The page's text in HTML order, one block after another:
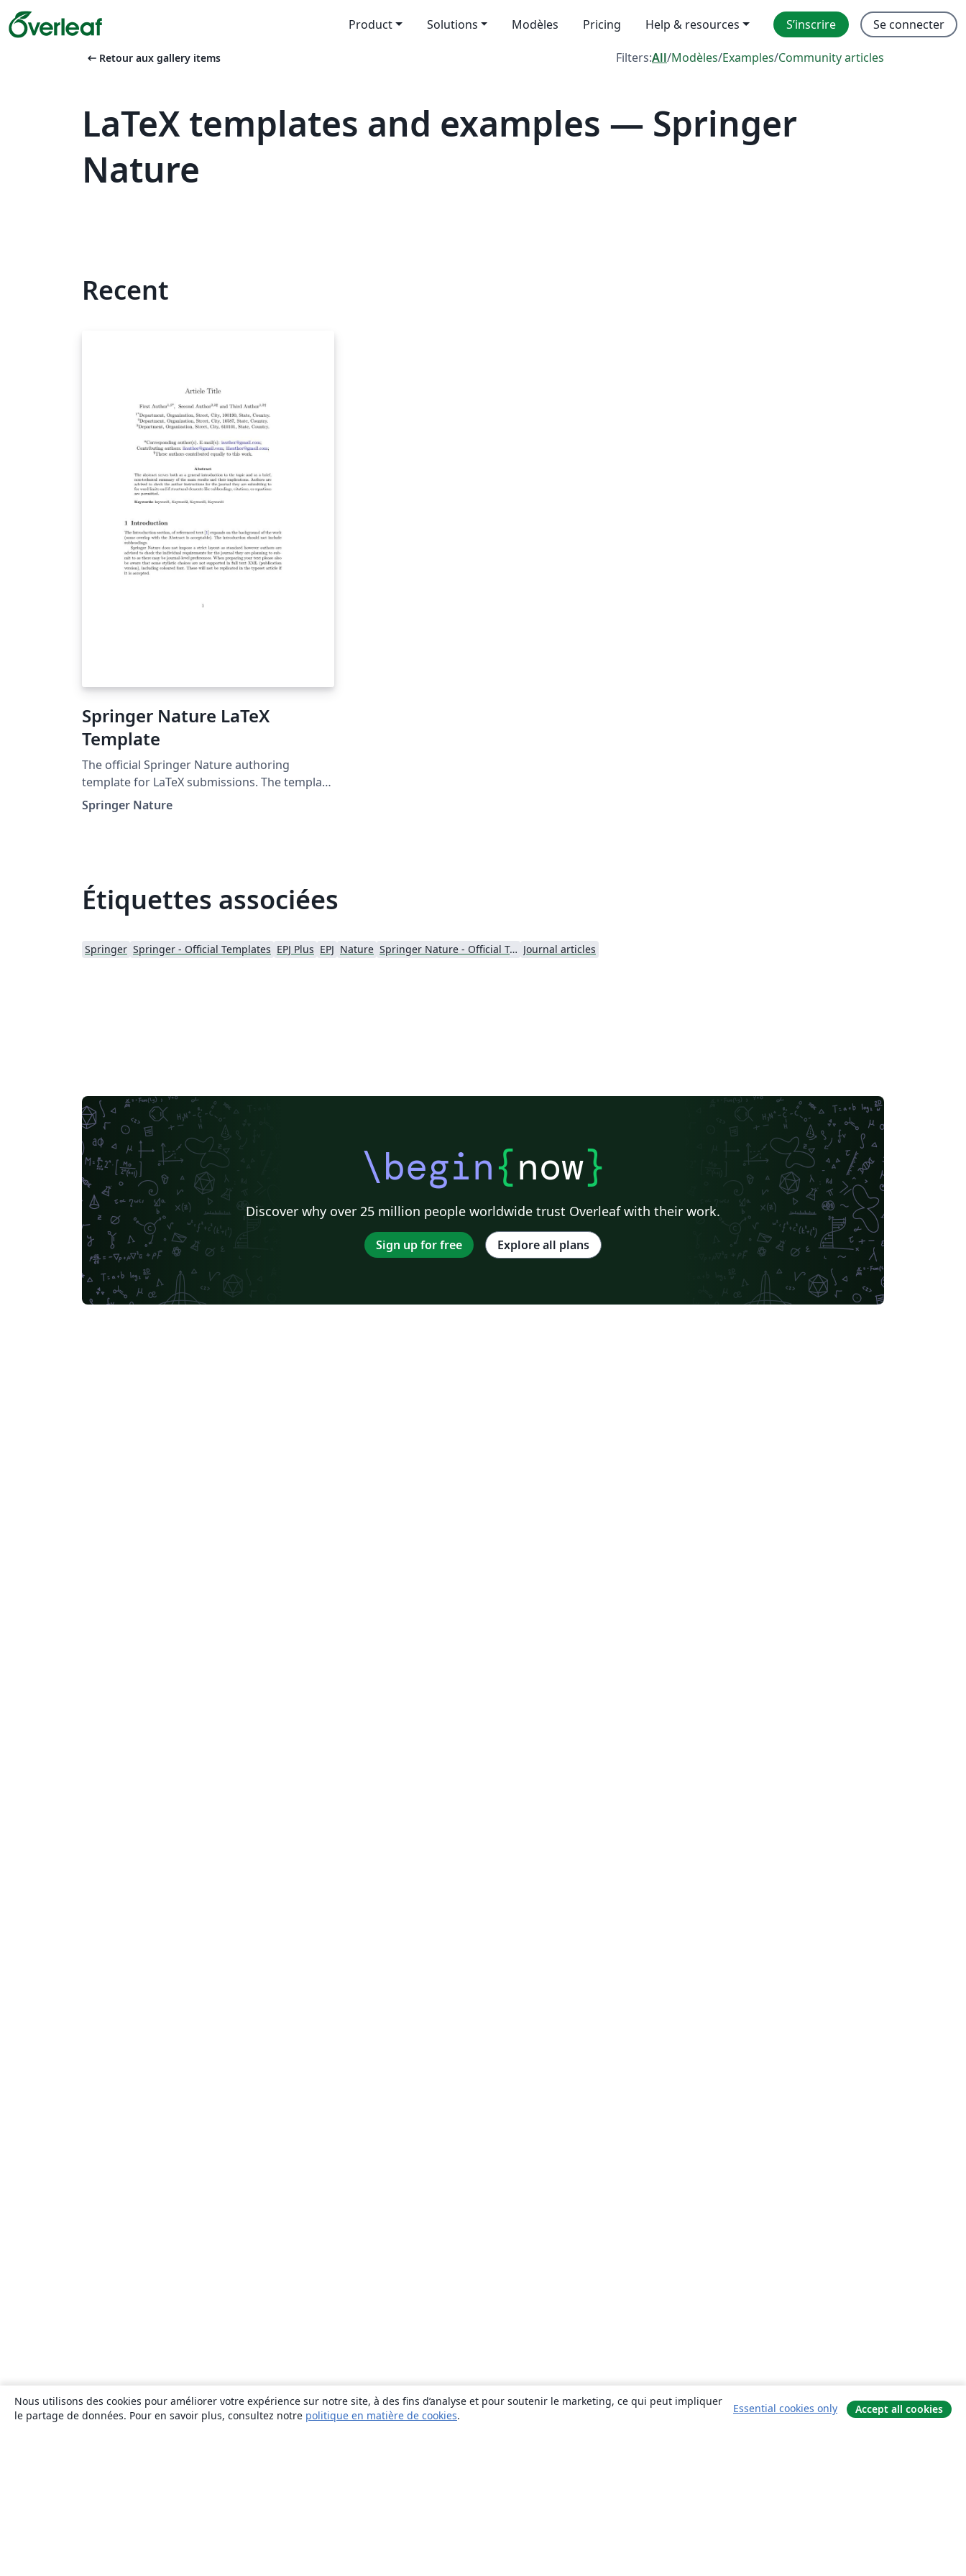
Product Solutions Modèles Pricing Help & resources S’inscrire Se connecter
arrow_left_alt Retour aux gallery items Filters:All/Modèles/Examples/Community articles
LaTeX templates and examples — Springer
Nature
Recent
Springer Nature LaTeX
Template
The official Springer Nature authoring
template for LaTeX submissions. The template
takes a content first approach with minimal
formatting. It is designed to promote editorial
Springer Nature
Étiquettes associées
Springer Springer - Official Templates EPJ Plus EPJ Nature Springer Nature - Official Templates Journal articles
\begin{now}
Discover why over 25 million people worldwide trust Overleaf with their work.
Sign up for free Explore all plans
Nous utilisons des cookies pour améliorer votre expérience sur notre site, à des fins d’analyse et pour soutenir le marketing, ce qui peut impliquer
le partage de données. Pour en savoir plus, consultez notre politique en matière de cookies.
Essential cookies only Accept all cookies